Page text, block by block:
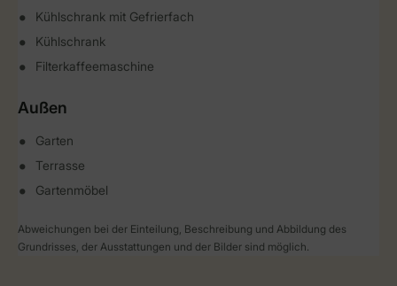
Kühlschrank mit Gefrierfach
Kühlschrank
Filterkaffeemaschine
Außen
Garten
Terrasse
Gartenmöbel
Abweichungen bei der Einteilung, Beschreibung und Abbildung des
Grundrisses, der Ausstattungen und der Bilder sind möglich.